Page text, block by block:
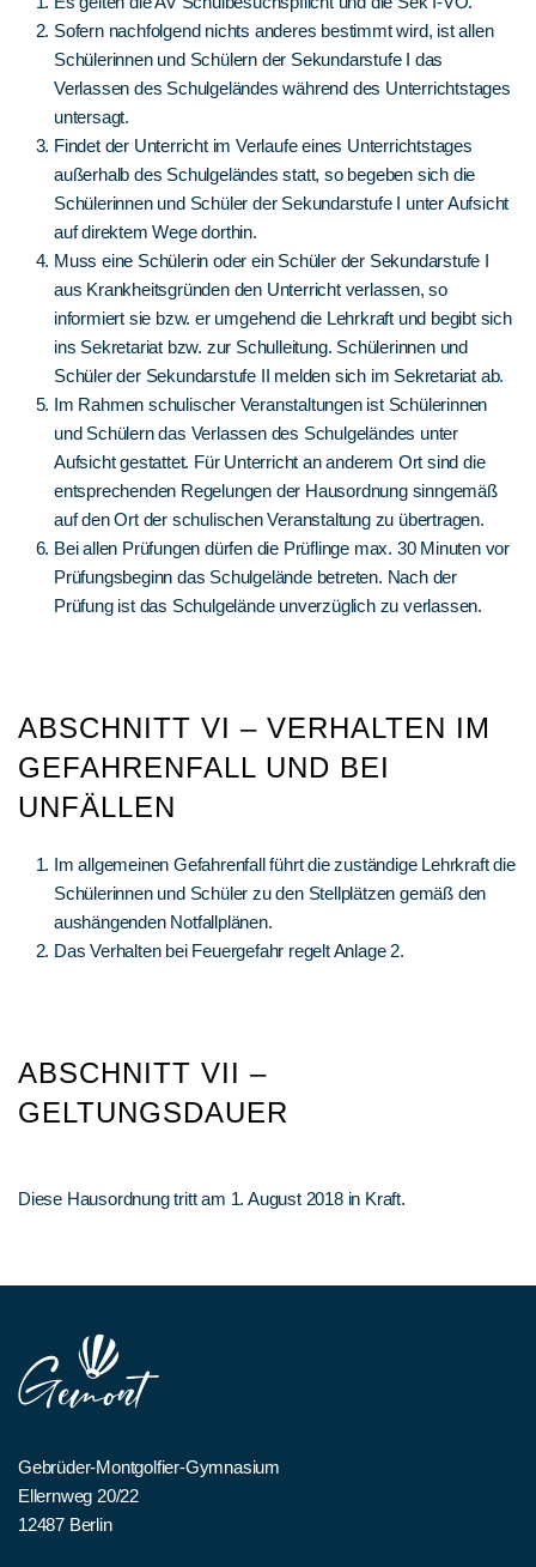
Sofern nachfolgend nichts anderes bestimmt wird, ist allen
Schülerinnen und Schülern der Sekundarstufe I das
Verlassen des Schulgeländes während des Unterrichtstages
untersagt.
Findet der Unterricht im Verlaufe eines Unterrichtstages
außerhalb des Schulgeländes statt, so begeben sich die
Schülerinnen und Schüler der Sekundarstufe I unter Aufsicht
auf direktem Wege dorthin.
Muss eine Schülerin oder ein Schüler der Sekundarstufe I
aus Krankheitsgründen den Unterricht verlassen, so
informiert sie bzw. er umgehend die Lehrkraft und begibt sich
ins Sekretariat bzw. zur Schulleitung. Schülerinnen und
Schüler der Sekundarstufe II melden sich im Sekretariat ab.
Im Rahmen schulischer Veranstaltungen ist Schülerinnen
und Schülern das Verlassen des Schulgeländes unter
Aufsicht gestattet. Für Unterricht an anderem Ort sind die
entsprechenden Regelungen der Hausordnung sinngemäß
auf den Ort der schulischen Veranstaltung zu übertragen.
Bei allen Prüfungen dürfen die Prüflinge max. 30 Minuten vor
Prüfungsbeginn das Schulgelände betreten. Nach der
Prüfung ist das Schulgelände unverzüglich zu verlassen.
ABSCHNITT VI – VERHALTEN IM
GEFAHRENFALL UND BEI
UNFÄLLEN
Im allgemeinen Gefahrenfall führt die zuständige Lehrkraft die
Schülerinnen und Schüler zu den Stellplätzen gemäß den
aushängenden Notfallplänen.
Das Verhalten bei Feuergefahr regelt Anlage 2.
ABSCHNITT VII –
GELTUNGSDAUER
Diese Hausordnung tritt am 1. August 2018 in Kraft.
Gebrüder-Montgolfier-Gymnasium
Ellernweg 20/22
12487 Berlin